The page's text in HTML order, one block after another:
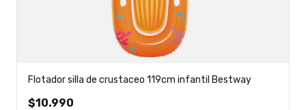
Flotador silla de crustaceo 119cm infantil Bestway
$10.990